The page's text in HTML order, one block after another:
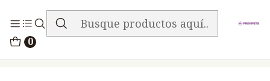
0
ENVIO GRATIS EN TODA LA TIENDA